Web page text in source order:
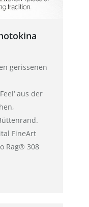
gerissenen
aus der
FineArt
Rag® 308